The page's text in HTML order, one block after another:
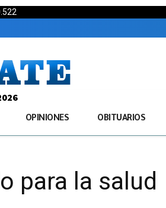
OPINIONES OBITUARIOS
para la salud